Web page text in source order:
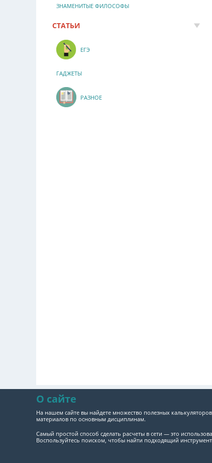
ЗНАМЕНИТЫЕ ФИЛОСОФЫ
СТАТЬИ
ЕГЭ
ГАДЖЕТЫ
РАЗНОЕ
О сайте
На нашем сайте вы найдете множество полезных
материалов по основным дисциплинам.
Самый простой способ сделать расчеты в сети — это
Воспользуйтесь поиском, чтобы найти подходящий